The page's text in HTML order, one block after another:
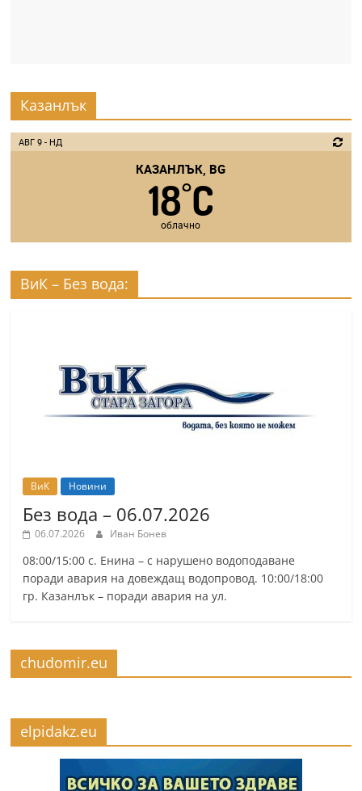
Казанлък
АВГ 9 - НД
КАЗАНЛЪК, BG
18°C
облачно
ВиК – Без вода:
ВиК Новини
Без вода – 06.07.2026
06.07.2026 Иван Бонев
08:00/15:00 с. Енина – с нарушено водоподаване
поради авария на довеждащ водопровод. 10:00/18:00
гр. Казанлък – поради авария на ул.
chudomir.eu
elpidakz.eu